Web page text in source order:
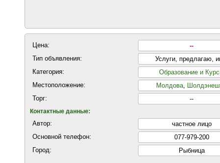
Цена:
--
Тип объявления:
Услуги, предлагаю,
Категория:
Образование и
Местоположение:
Молдова,
Торг:
--
Контактные данные:
Автор:
частнoе лицo
Основной телефон:
077-979-200
Город:
Рыбница